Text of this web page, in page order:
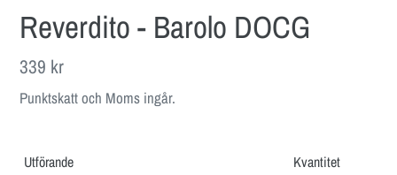
Reverdito - Barolo DOCG
Ordinarie
pris
339 kr
Punktskatt och Moms ingår.
Utförande Kvantitet